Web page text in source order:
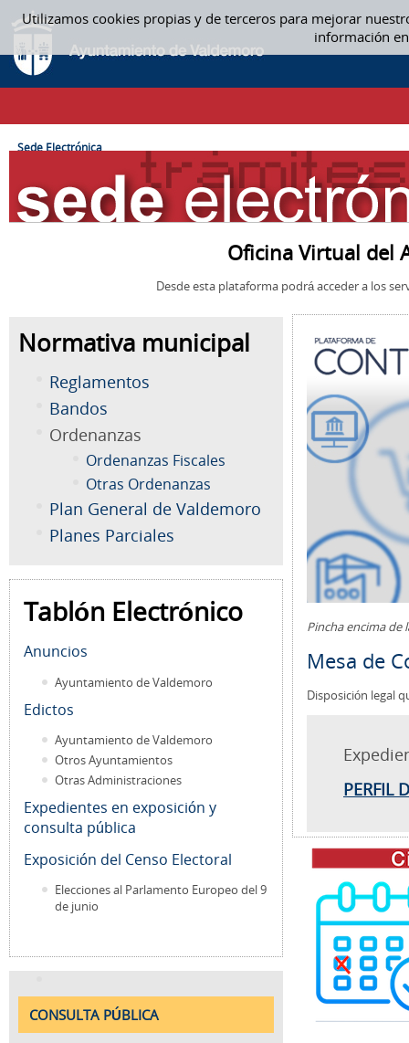
Utilizamos cookies propias y de terceros para mejorar
información
Saltar al contenido
SEDE ELECTRÓNICA
CAMINO DE MIGAS
Sede Electrónica
Oficina Virtual del
Desde esta plataforma podrá acceder a los
Normativa municipal
Reglamentos
Bandos
Ordenanzas
Ordenanzas Fiscales
Otras Ordenanzas
Plan General de Valdemoro
Planes Parciales
Tablón Electrónico
Anuncios
Ayuntamiento de Valdemoro
Edictos
Ayuntamiento de Valdemoro
Otros Ayuntamientos
Otras Administraciones
Expedientes en exposición y
consulta pública
Exposición del Censo Electoral
Elecciones al Parlamento Europeo del 9
de junio
CONSULTA PÚBLICA
Pincha encima de
Mesa de
Disposición legal
PERFIL